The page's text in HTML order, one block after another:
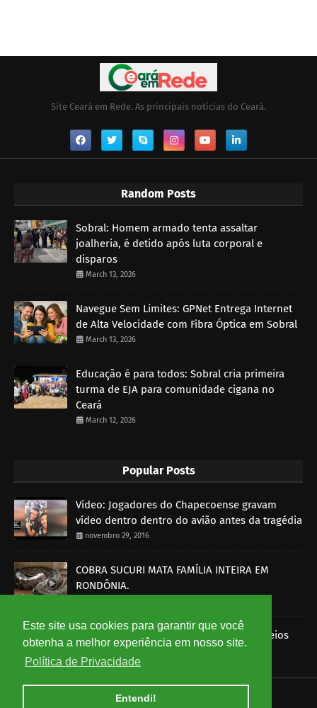
Este site usa cookies para garantir que você
obtenha a melhor experiência em nosso site.
Política de Privacidade
Entendi!
Site Ceará em Rede. As principais notícias do Ceará.
Random Posts
Sobral: Homem armado tenta assaltar
joalheria, é detido após luta corporal e
disparos
March 13, 2026
Navegue Sem Limites: GPNet Entrega Internet
de Alta Velocidade com Fibra Óptica em Sobral
March 13, 2026
Educação é para todos: Sobral cria primeira
turma de EJA para comunidade cigana no
Ceará
March 12, 2026
Popular Posts
Vídeo: Jogadores do Chapecoense gravam
vídeo dentro dentro do avião antes da tragédia
novembro 29, 2016
COBRA SUCURI MATA FAMÍLIA INTEIRA EM
RONDÔNIA.
Imagens mostram funcionários dos Correios
roubando encomendas
agosto 07, 2014
HOME ABOUT